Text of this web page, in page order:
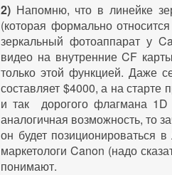
2) Напомню, что в линейке
(которая формально
зеркальный фотоаппарат у
видео на внутренние CF
только этой функцией. Даже
составляет $4000, а на
и так дорогого флагмана
аналогичная возможность, то
он будет позиционироваться
маркетологи Canon (надо
понимают.